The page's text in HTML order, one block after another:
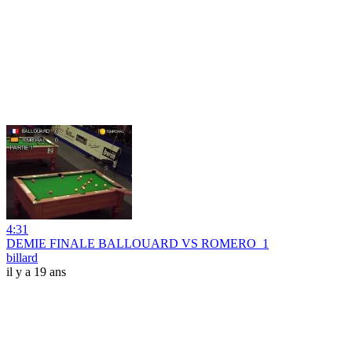
4:31
DEMIE FINALE BALLOUARD VS ROMERO_1
billard
il y a 19 ans